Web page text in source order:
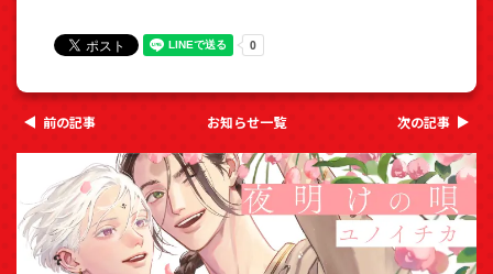
お知らせ一覧
前の記事 次の記事